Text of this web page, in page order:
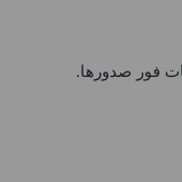
فور صدورها.